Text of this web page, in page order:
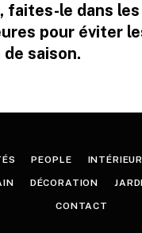
faites-le dans
pour éviter
saison.
PEOPLE INTÉRIEUR
DÉCORATION
CONTACT